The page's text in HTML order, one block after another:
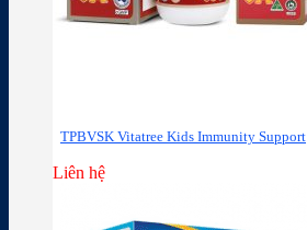
TPBVSK Vitatree Kids Immunity Support
Liên hệ